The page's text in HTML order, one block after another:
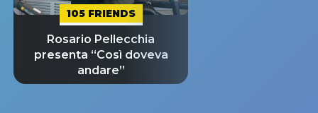
105 FRIENDS
Rosario Pellecchia
presenta “Così doveva
andare”